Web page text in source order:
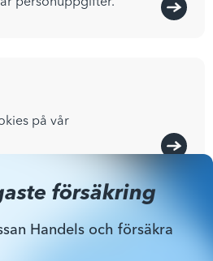
personuppgifter.
på vår
försäkring
Handels och försäkra